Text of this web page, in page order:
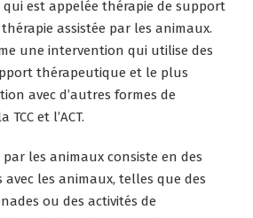
qui est appelée thérapie de support
assistée par les animaux.
une intervention qui utilise des
thérapeutique et le plus
avec d’autres formes de
et l’ACT.
les animaux consiste en des
les animaux, telles que des
ou des activités de